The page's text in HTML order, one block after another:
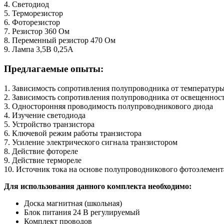
4. Cветодиод
5. Терморезистор
6. Фоторезистор
7. Резистор 360 Ом
8. Переменный резистор 470 Ом
9. Лампа 3,5В 0,25А
Предлагаемые опыты:
1. Зависимость сопротивления полупроводника от
2. Зависимость сопротивления полупроводника от
3. Односторонняя проводимость полупроводникового диода
4. Изучение светодиода
5. Устройство транзистора
6. Ключевой режим работы транзистора
7. Усиление электрического сигнала транзистором
8. Действие фотореле
9. Действие термореле
10. Источник тока на основе полупроводникового
Для использования данного комплекта необходимо:
Доска магнитная (школьная)
Блок питания 24 В регулируемый
Комплект проводов